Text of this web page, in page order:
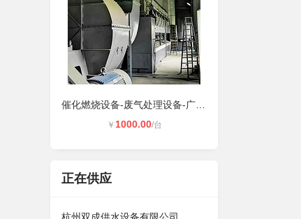
￥ 1000.00/台
正在供应